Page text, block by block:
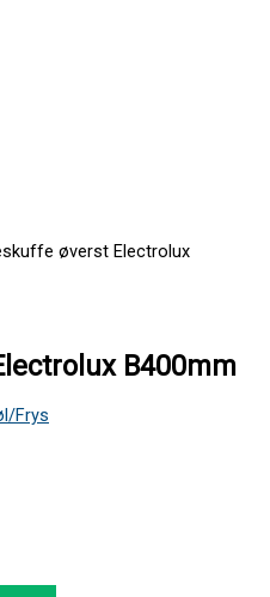
øverst Electrolux
B400mm
Frys